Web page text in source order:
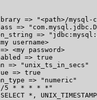
=> "<path>/mysql-
=>
=>
username>
<my password>
=> true
=> "unix_ts_in_secs"
=> true
=> "numeric"
5 * * * * *"
*,